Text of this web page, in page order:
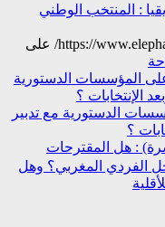
: المنتخب الوطني
https:// على
المؤسسات الدستورية
الإنتخابات ؟
الدستورية مع تدبير
؟
: هل المقترحات
الفردي المغربي؟ وهل